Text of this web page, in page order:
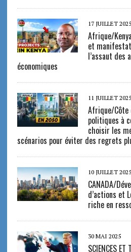
17 JUILLET 2025
Afrique/
et
l’assaut des
économiques
11 JUILLET 2025
Afrique/Côte
politiques à
choisir les
scénarios pour éviter des regrets
10 JUILLET 2025
CANADA/
d’actions et
riche en
30 MAI 2025
SCIENCES ET